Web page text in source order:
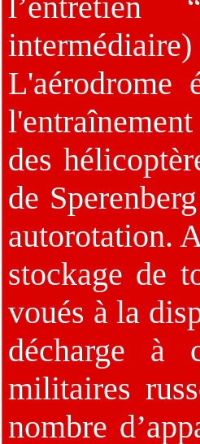
L'aérodrome
des
de
autorotation.
stockage de
voués à la
décharge à
militaires
nombre